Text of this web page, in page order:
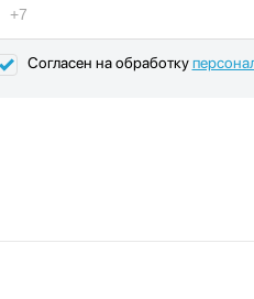
Согласен на обработку